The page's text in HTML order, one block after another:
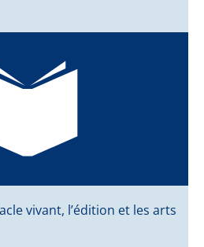
vivant, l’édition et les arts